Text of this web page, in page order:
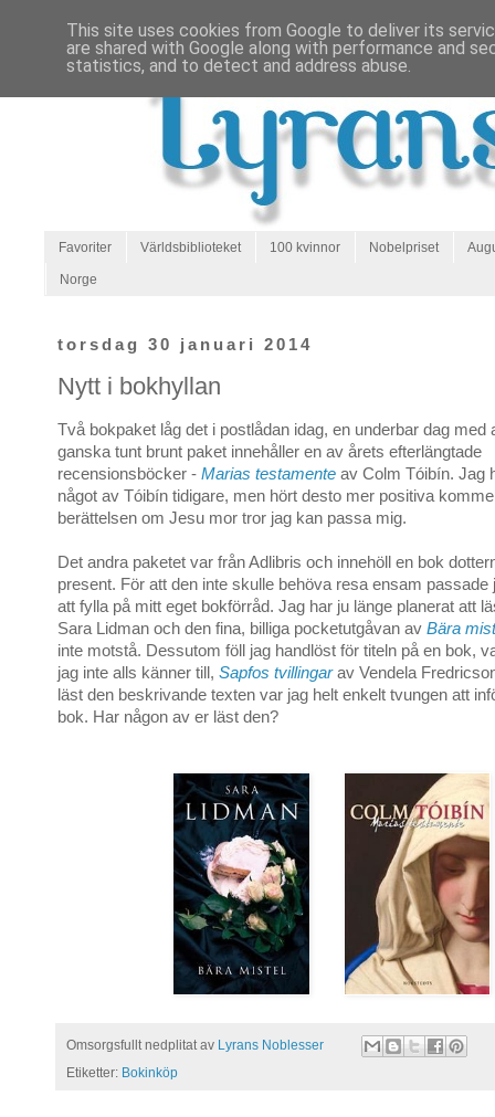
Favoriter Världsbiblioteket 100 kvinnor Nobelpriset
Norge
torsdag 30 januari 2014
Nytt i bokhyllan
Två bokpaket låg det i postlådan idag, en underbar dag med
ganska tunt brunt paket innehåller en av årets efterlängtade
recensionsböcker - Marias testamente av Colm Tóibín. Jag
något av Tóibín tidigare, men hört desto mer positiva
berättelsen om Jesu mor tror jag kan passa mig.
Det andra paketet var från Adlibris och innehöll en bok
present. För att den inte skulle behöva resa ensam passade
att fylla på mitt eget bokförråd. Jag har ju länge planerat att
Sara Lidman och den fina, billiga pocketutgåvan av Bära
inte motstå. Dessutom föll jag handlöst för titeln på en bok,
jag inte alls känner till, Sapfos tvillingarav Vendela
läst den beskrivande texten var jag helt enkelt tvungen att
bok. Har någon av er läst den?
Omsorgsfullt nedplitat av Lyrans Noblesser
Etiketter: Bokinköp
This site uses cookies from Google to deliver its
are shared with Google along with performance and
statistics, and to detect and address abuse.